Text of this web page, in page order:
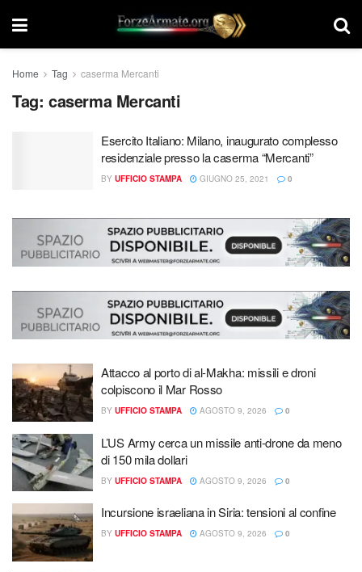
Home Tag caserma Mercanti
Tag: caserma Mercanti
Esercito Italiano: Milano, inaugurato complesso
residenziale presso la caserma “Mercanti”
BY UFFICIO STAMPA GIUGNO 25, 2021 0
Attacco al porto di al-Makha: missili e droni
colpiscono il Mar Rosso
BY UFFICIO STAMPA AGOSTO 9, 2026 0
L’US Army cerca un missile anti-drone da meno
di 150 mila dollari
BY UFFICIO STAMPA AGOSTO 9, 2026 0
Incursione israeliana in Siria: tensioni al confine
BY UFFICIO STAMPA AGOSTO 9, 2026 0